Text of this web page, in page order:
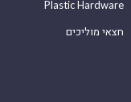
Plastic Hardware
חצאי מוליכים